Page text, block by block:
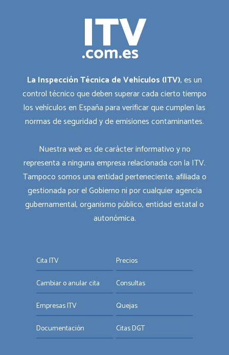
La Inspección Técnica de Vehículos (ITV), es un
control técnico que deben superar cada cierto tiempo
los vehículos en España para verificar que cumplen las
normas de seguridad y de emisiones contaminantes.
Nuestra web es de carácter informativo y no
representa a ninguna empresa relacionada con la ITV.
Tampoco somos una entidad perteneciente, afiliada o
gestionada por el Gobierno ni por cualquier agencia
gubernamental, organismo público, entidad estatal o
autonómica.
Cita ITV
Cambiar o anular cita
Empresas ITV
Documentación
Precios
Consultas
Quejas
Citas DGT